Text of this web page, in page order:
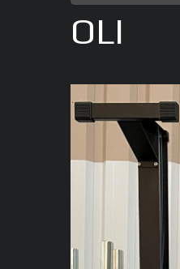
OLI